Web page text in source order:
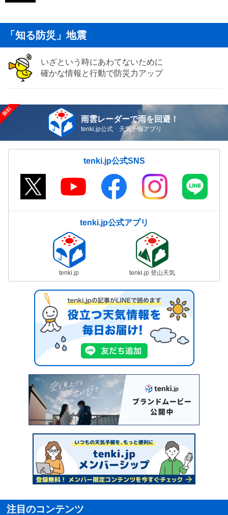
「知る防災」地震
いざという時にあわてないために
確かな情報と行動で防災力アップ
雨雲レーダーで雨を回避！
tenki.jp公式 天気予報アプリ
tenki.jp公式SNS
tenki.jp公式アプリ
tenki.jp tenki.jp 登山天気
注目のコンテンツ